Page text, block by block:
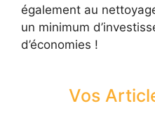
également au
un minimum
d’économies !
Vos